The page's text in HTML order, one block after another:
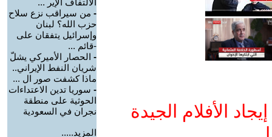
الأفلام الجيدة
الالتفاف الإير ...
- من سيراقب نزع سلاح
حزب الله؟ لبنان
وإسرائيل يتفقان على
-قائم ...
- الحصار الأميركي يشلّ
شريان النفط الإيراني..
ماذا كشفت صور ال ...
- سوريا تدين الاعتداءات
الحوثية على منطقة
نجران في السعودية
المزيد.....